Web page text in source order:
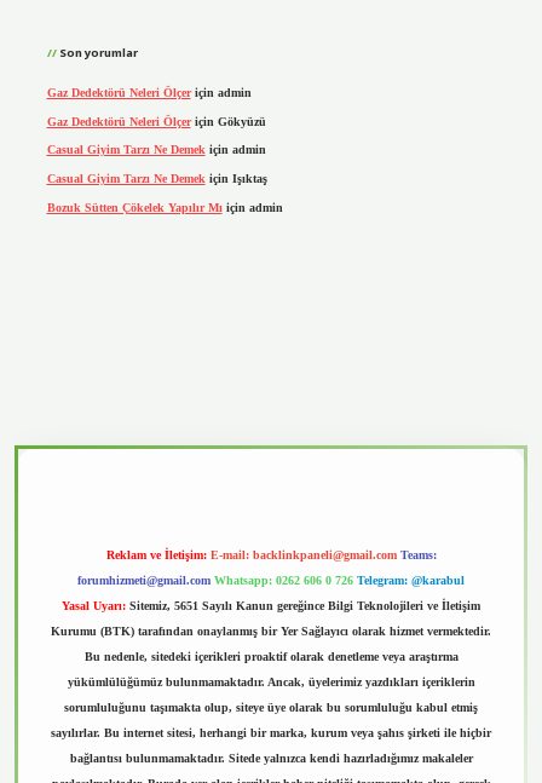
Son yorumlar
Gaz Dedektörü Neleri Ölçeriçin admin
Gaz Dedektörü Neleri Ölçeriçin Gökyüzü
Casual Giyim Tarzı Ne Demekiçin admin
Casual Giyim Tarzı Ne Demek için Işıktaş
Bozuk Sütten Çökelek Yapılır Mı için admin
Reklam ve İletişim: E-mail: backlinkpaneli@gmail.com Teams:
forumhizmeti@gmail.com Whatsapp: 0262 606 0 726 Telegram: @karabul
Yasal Uyarı: Sitemiz, 5651 Sayılı Kanun gereğince Bilgi Teknolojileri ve İletişim
Kurumu (BTK) tarafından onaylanmış bir Yer Sağlayıcı olarak hizmet vermektedir.
Bu nedenle, sitedeki içerikleri proaktif olarak denetleme veya araştırma
yükümlülüğümüz bulunmamaktadır. Ancak, üyelerimiz yazdıkları içeriklerin
sorumluluğunu taşımakta olup, siteye üye olarak bu sorumluluğu kabul etmiş
sayılırlar. Bu internet sitesi, herhangi bir marka, kurum veya şahıs şirketi ile hiçbir
bağlantısı bulunmamaktadır. Sitede yalnızca kendi hazırladığımız makaleler